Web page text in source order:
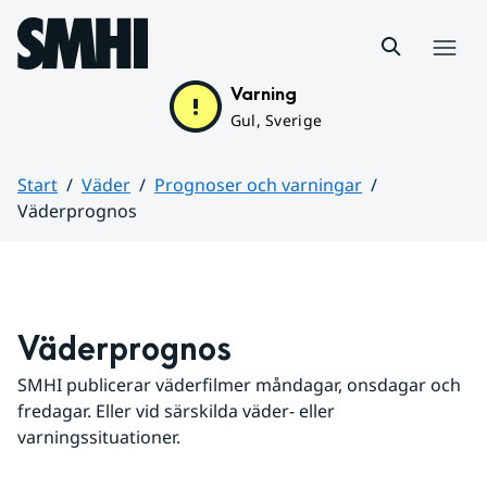
Hoppa till sidans innehåll
Varning
Gul, Sverige
Start Väder
Prognoser och varningar
Väderprognos
Väderprognos
SMHI publicerar väderfilmer måndagar, onsdagar och
fredagar. Eller vid särskilda väder- eller
varningssituationer.